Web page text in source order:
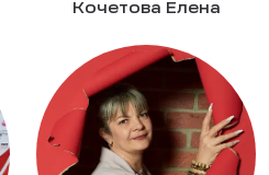
Кочетова Елена